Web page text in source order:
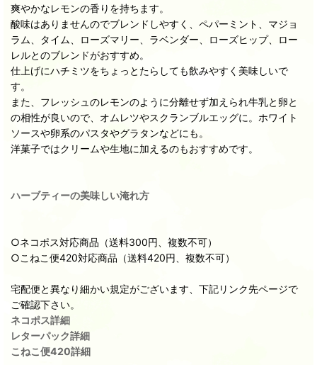
爽やかなレモンの香りを持ちます。
酸味はありませんのでブレンドしやすく、ペパーミント、マジョ
ラム、タイム、ローズマリー、ラベンダー、ローズヒップ、ロー
レルとのブレンドがおすすめ。
仕上げにハチミツをちょっとたらしても飲みやすく美味しいで
す。
また、フレッシュのレモンのように分離せず加えられ牛乳と卵と
の相性が良いので、オムレツやスクランブルエッグに。ホワイト
ソースや卵系のパスタやグラタンなどにも。
洋菓子ではクリームや生地に加えるのもおすすめです。
ハーブティーの美味しい淹れ方
○ネコポス対応商品（送料300円、複数不可）
○こねこ便420対応商品（送料420円、複数不可）
宅配便と異なり細かい規定がございます、下記リンク先ページで
ご確認下さい。
ネコポス詳細
レターパック詳細
こねこ便420詳細